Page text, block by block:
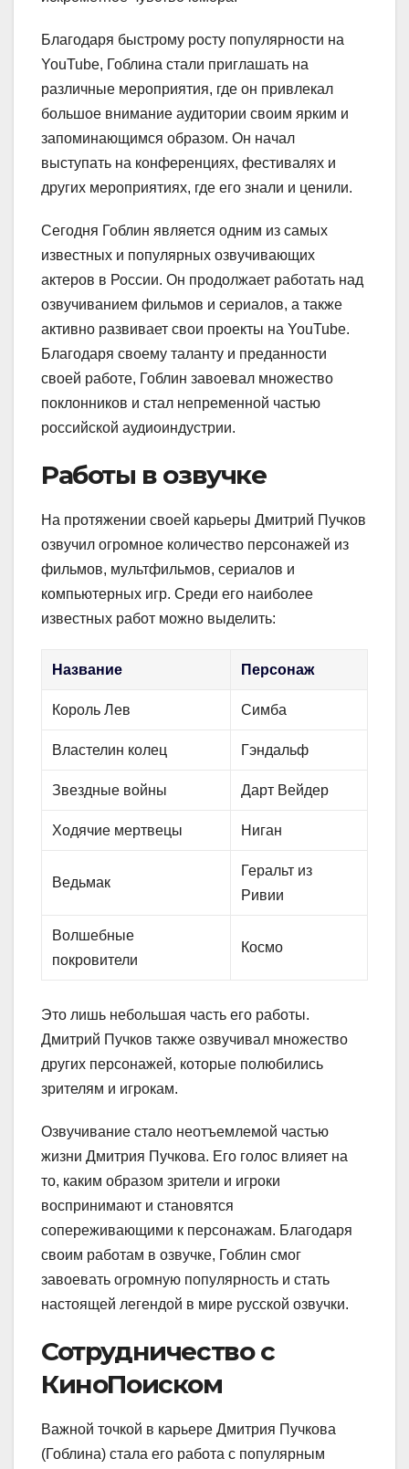
Благодаря быстрому росту популярности на
YouTube, Гоблина стали приглашать на
различные мероприятия, где он привлекал
большое внимание аудитории своим ярким и
запоминающимся образом. Он начал
выступать на конференциях, фестивалях и
других мероприятиях, где его знали и ценили.
Сегодня Гоблин является одним из самых
известных и популярных озвучивающих
актеров в России. Он продолжает работать над
озвучиванием фильмов и сериалов, а также
активно развивает свои проекты на YouTube.
Благодаря своему таланту и преданности
своей работе, Гоблин завоевал множество
поклонников и стал непременной частью
российской аудиоиндустрии.
Работы в озвучке
На протяжении своей карьеры Дмитрий Пучков
озвучил огромное количество персонажей из
фильмов, мультфильмов, сериалов и
компьютерных игр. Среди его наиболее
известных работ можно выделить:
Название Персонаж
Король Лев Симба
Властелин колец Гэндальф
Звездные войны Дарт Вейдер
Ходячие мертвецы Ниган
Ведьмак
Геральт из
Ривии
Волшебные
покровители
Космо
Это лишь небольшая часть его работы.
Дмитрий Пучков также озвучивал множество
других персонажей, которые полюбились
зрителям и игрокам.
Озвучивание стало неотъемлемой частью
жизни Дмитрия Пучкова. Его голос влияет на
то, каким образом зрители и игроки
воспринимают и становятся
сопереживающими к персонажам. Благодаря
своим работам в озвучке, Гоблин смог
завоевать огромную популярность и стать
настоящей легендой в мире русской озвучки.
Сотрудничество с
КиноПоиском
Важной точкой в карьере Дмитрия Пучкова
(Гоблина) стала его работа с популярным